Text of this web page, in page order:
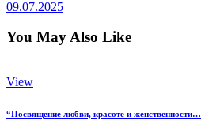
09.07.2025
You May Also Like
View
“Посвящение любви, красоте и